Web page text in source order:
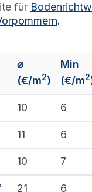
für
.
⌀
(€/m2)
Min
(€/m2
10 6
11 6
10 7
21 6